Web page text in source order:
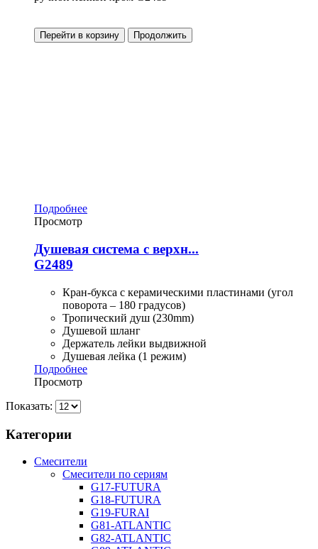
Перейти в корзину Продолжить
Подробнее
Просмотр
Душевая система с верхн...
G2489
Кран-букса с керамическими пластинами (угол
поворота – 180 градусов)
Тропический душ (230mm)
Душевой шланг
Держатель лейки выдвижной
Душевая лейка (1 режим)
Подробнее
Просмотр
Показать:
Категории
Смесители
Смесители по сериям
G17-FUTURA
G18-FUTURA
G19-FURAI
G81-ATLANTIC
G82-ATLANTIC